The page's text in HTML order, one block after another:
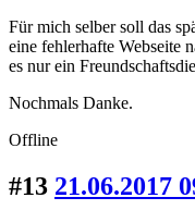
Für mich selber soll das
eine fehlerhafte Webseite
es nur ein
Nochmals Danke.
Offline
#13 21.06.2017